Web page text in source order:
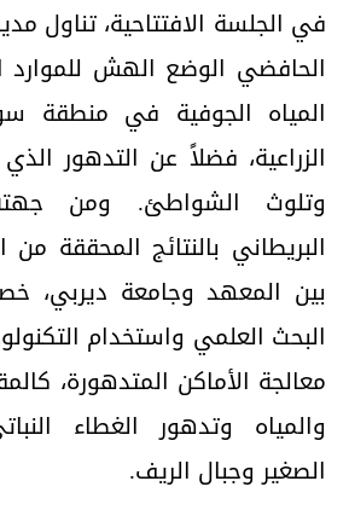
في الجلسة الافتتاحية، تناول
الحافضي الوضع الهش للموارد
المياه الجوفية في منطقة
الزراعية، فضلاً عن التدهور
وتلوث الشواطئ. ومن
البريطاني بالنتائج المحققة من
بين المعهد وجامعة ديربي،
البحث العلمي واستخدام
معالجة الأماكن المتدهورة،
والمياه وتدهور الغطاء
الصغير وجبال الريف.